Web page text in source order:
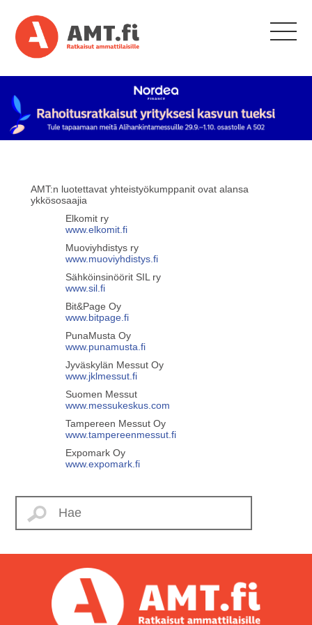
AMT:n luotettavat yhteistyökumppanit ovat alansa
ykkösosaajia
Elkomit ry
www.elkomit.fi
Muoviyhdistys ry
www.muoviyhdistys.fi
Sähköinsinöörit SIL ry
www.sil.fi
Bit&Page Oy
www.bitpage.fi
PunaMusta Oy
www.punamusta.fi
Jyväskylän Messut Oy
www.jklmessut.fi
Suomen Messut
www.messukeskus.com
Tampereen Messut Oy
www.tampereenmessut.fi
Expomark Oy
www.expomark.fi